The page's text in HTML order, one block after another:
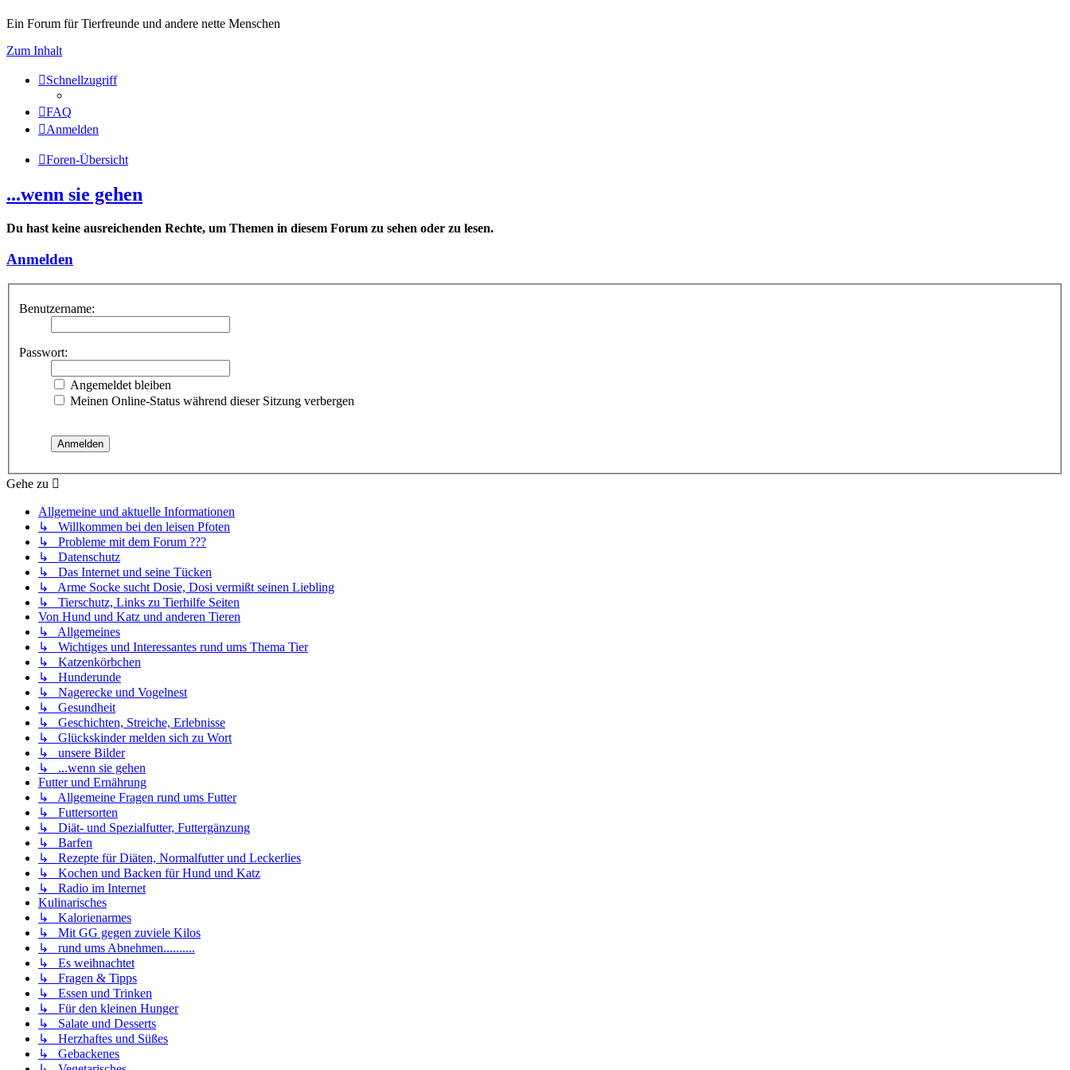
Ein Forum für Tierfreunde und andere nette Menschen
Zum Inhalt
Schnellzugriff
FAQ
Anmelden
Foren-Übersicht
...wenn sie gehen
Du hast keine ausreichenden Rechte, um Themen in diesem Forum zu sehen oder zu lesen.
Anmelden
Benutzername:
Passwort:
Angemeldet bleiben
Meinen Online-Status während dieser Sitzung verbergen
Gehe zu
Allgemeine und aktuelle Informationen
↳ Willkommen bei den leisen Pfoten
↳ Probleme mit dem Forum ???
↳ Datenschutz
↳ Das Internet und seine Tücken
↳ Arme Socke sucht Dosie, Dosi vermißt seinen Liebling
↳ Tierschutz, Links zu Tierhilfe Seiten
Von Hund und Katz und anderen Tieren
↳ Allgemeines
↳ Wichtiges und Interessantes rund ums Thema Tier
↳ Katzenkörbchen
↳ Hunderunde
↳ Nagerecke und Vogelnest
↳ Gesundheit
↳ Geschichten, Streiche, Erlebnisse
↳ Glückskinder melden sich zu Wort
↳ unsere Bilder
↳ ...wenn sie gehen
Futter und Ernährung
↳ Allgemeine Fragen rund ums Futter
↳ Futtersorten
↳ Diät- und Spezialfutter, Futtergänzung
↳ Barfen
↳ Rezepte für Diäten, Normalfutter und Leckerlies
↳ Kochen und Backen für Hund und Katz
↳ Radio im Internet
Kulinarisches
↳ Kalorienarmes
↳ Mit GG gegen zuviele Kilos
↳ rund ums Abnehmen..........
↳ Es weihnachtet
↳ Fragen & Tipps
↳ Essen und Trinken
↳ Für den kleinen Hunger
↳ Salate und Desserts
↳ Herzhaftes und Süßes
↳ Gebackenes